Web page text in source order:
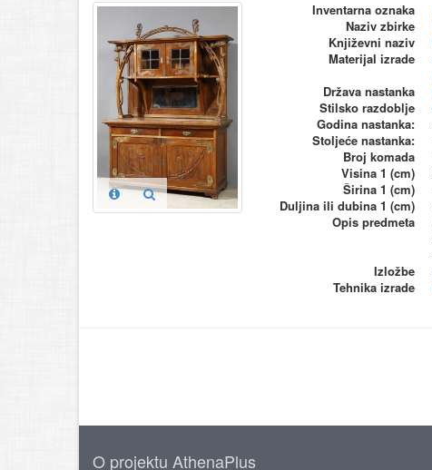
Inventarna oznaka
Naziv zbirke
Književni naziv
Materijal izrade
Država nastanka
Stilsko razdoblje
Godina nastanka:
Stoljeće nastanka:
Broj komada
Visina 1 (cm)
Širina 1 (cm)
Duljina ili dubina 1 (cm)
Opis predmeta
Izložbe
Tehnika izrade
O projektu AthenaPlus